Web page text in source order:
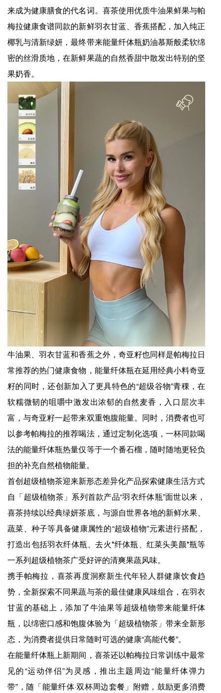
来成为健康膳食的代名词。喜茶使用优质牛油果鲜果与帕
梅拉健康食谱同款的新鲜羽衣甘蓝、香蕉搭配，加入纯正
椰乳与清新绿妍，最终带来能量纤体瓶奶油慕斯般柔软绵
密的丝滑质地，在新鲜果蔬的自然香甜中散发出特别的坚
果奶香。
牛油果、羽衣甘蓝和香蕉之外，奇亚籽也同样是帕梅拉日
常推荐的热门健康食物，能量纤体瓶在延用经典小料奇亚
籽的同时，还创新加入了更具特色的“超级谷物”青稞，在
软糯微韧的咀嚼中激发出浓郁的自然麦香，入口层次丰
富，与奇亚籽一起带来双重饱腹能量。同时，消费者也可
以参考帕梅拉的推荐喝法，通过定制化选项，一杯同款喝
法的能量纤体瓶热量仅等于一个番石榴，随时随地更轻负
担的补充自然植物能量。
首创超级植物茶迎来新形态差异化产品探索健康生活方式
自「超级植物茶」系列首款产品“羽衣纤体瓶”面世以来，
喜茶持续以经典绿妍茶底，与源自世界各地的新鲜水果、
蔬菜、种子等具备健康属性的“超级植物”元素进行搭配，
打造出包括羽衣纤体瓶、去火*纤体瓶、红菜头美颜*瓶等
一系列超级植物茶广受好评的清爽果蔬风味。
携手帕梅拉，喜茶再度洞察新生代年轻人群健康饮食趋
势，全新探索不同果蔬与茶的最佳健康风味组合，在羽衣
甘蓝的基础上，添加了牛油果等超级植物带来能量纤体
瓶，以绵密口感和饱腹体验为「超级植物茶」带来全新形
态，为消费者提供日常随时可选的健康“高能代餐”。
在能量纤体瓶上新期间，喜茶还以帕梅拉日常训练中最常
见的“运动伴侣”为灵感，推出主题周边“能量纤体弹力
带”，随「能量纤体·双杯周边套餐」附赠，鼓励更多消费